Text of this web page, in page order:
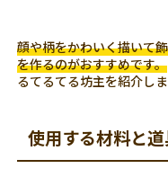
顔や柄をかわいく描いて
を作るのがおすすめです。
るてるてる坊主を紹介しま
使用する材料と